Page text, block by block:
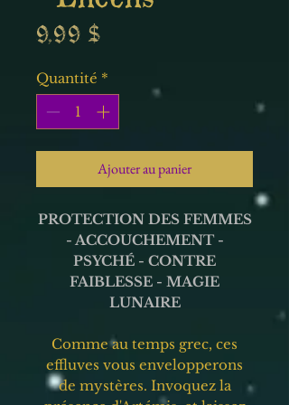
9,99 $
Quantité *
Ajouter au panier
PROTECTION DES FEMMES
- ACCOUCHEMENT -
PSYCHÉ - CONTRE
FAIBLESSE - MAGIE
LUNAIRE
Comme au temps grec, ces
effluves vous envelopperons
de mystères. Invoquez la